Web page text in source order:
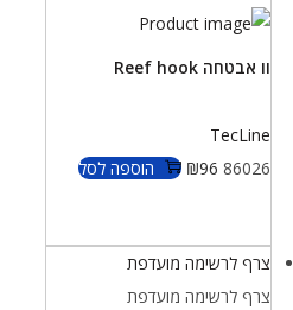
וו אבטחה Reef hook
TecLine
86026
₪96 הוספה לסל
צרף לרשימה מועדפת
צרף לרשימה מועדפת